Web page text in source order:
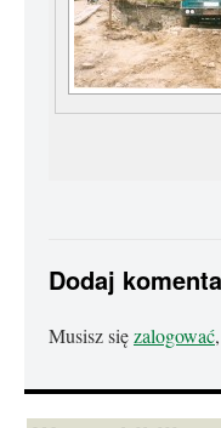
Dodaj
Musisz sięzalogować